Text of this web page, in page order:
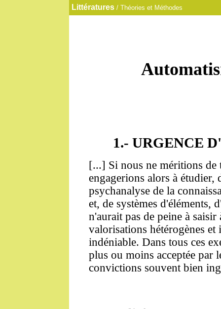
Littératures / Théories et Méthodes
1.- URGENCE
[...] Si nous ne méritions de
engagerions alors à
psychanalyse de la
et, de systèmes
n'aurait pas de peine à
valorisations hétérogènes
indéniable. Dans tous ces
plus ou moins acceptée par
convictions souvent bien